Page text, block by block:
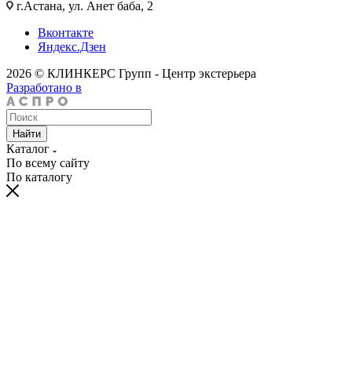
г.Астана, ул. Анет баба, 2
Вконтакте
Яндекс.Дзен
2026 © КЛИНКЕРС Групп - Центр экстерьера
Разработано в
Найти
Каталог
По всему сайту
По каталогу